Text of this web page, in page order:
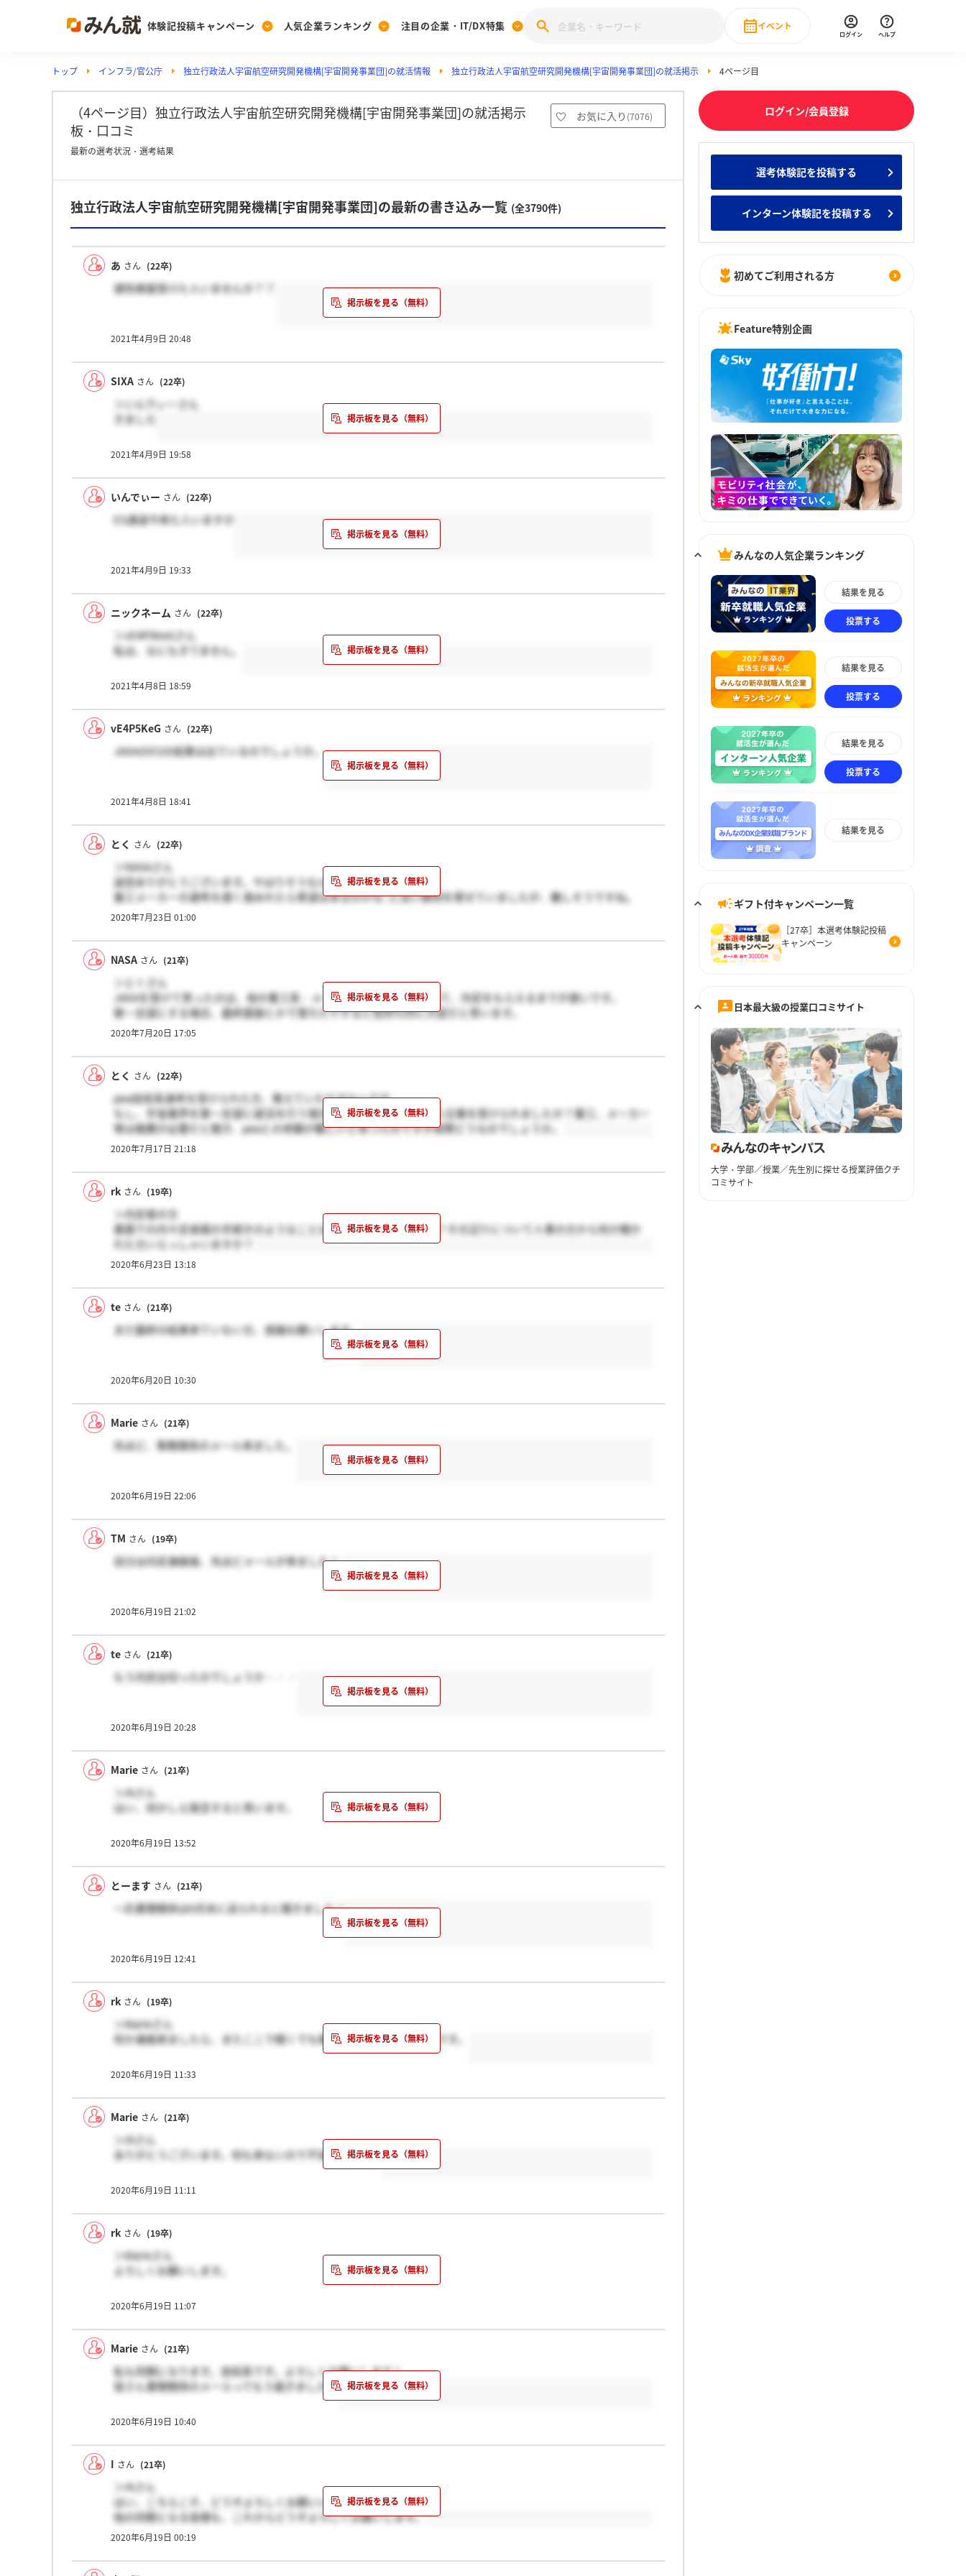
体験記投稿キャンペーン
Post
投稿する
[27卒] 本選考体験記投稿キャンペーン
人気企業ランキング
Ranking
ランキングを見る
みんなのDX企業就職ブランド調査
みんなの新卒就職人気企業ランキング みんなのインターン人気企業ランキ
注目の企業・IT/DX特集
PickUp
注目の企業特集
28卒 IT・DX現場社員インタビュー
動画で知ろう！業界・企業研究
イベント
直近のイベント一覧
ログイン ヘルプ
トップ インフラ/官公庁 独立行政法人宇宙航空研究開発機構[宇宙開発事業団]の就活情報 独立行政法人宇宙航空研究開発機構[宇宙開発事業団]の就活掲示 4ページ目
（4ページ目）独立行政法人宇宙航空研究開発機構[宇宙開発事業団]の就活掲示
板・口コミ
お気に入り (7076)
最新の選考状況・選考結果
独立行政法人宇宙航空研究開発機構[宇宙開発事業団]の最新の書き込み一覧 (全3790件)
あ さん (22卒)
適性検査受けた人いませんか？？
2021年4月9日 20:48
SIXA さん (22卒)
＞いんでぃーさん
きました
2021年4月9日 19:58
いんでぃー さん (22卒)
ES通過今来た人いますか
2021年4月9日 19:33
ニックネーム さん (22卒)
＞vE4P5KeGさん
私は、なにもきてません。
2021年4月8日 18:59
vE4P5KeG さん (22卒)
JAXAのESの結果は出ているのでしょうか。
2021年4月8日 18:41
とく さん (22卒)
＞NASAさん
返信ありがとうございます。やはりそうなんですね...
重工メーカーの選考を遅く進めれたら希望はあるのかな..と淡い期待を寄せていましたが、難しそうですね。
2020年7月23日 01:00
NASA さん (21卒)
＞とくさん
JAXAを受けて思ったのは、他の重工系・メーカーの早期選考に比べて、内定をもらえるまでが遅いです。
第一志望にする場合、最終面接とかで落ちたりすると気持ち的に大変だと思います。
2020年7月20日 17:05
とく さん (22卒)
jaxa技術系選考を受けられた方、教えていただきたいです。
もし、宇宙業界を第一志望に就活を行う場合、jaxa以外はどういった企業を受けられましたか？重工、メーカー
等は推薦が必要だと聞き、jaxaとの併願が難しいと思ったのですが実際どうなのでしょうか。
2020年7月17日 21:18
rk さん (19卒)
＞内定者の方
書面での内々定承諾の手続きのようなことは行われるのでしょうか？その辺りについて人事の方から何か聞か
れた方いらっしゃいますか？
2020年6月23日 13:18
te さん (21卒)
まだ最終の結果来ていない方、感謝お願いします。
2020年6月20日 10:30
Marie さん (21卒)
先ほど、事務関係のメール来ました。
2020年6月19日 22:06
TM さん (19卒)
自分は内定連絡後、先ほどメールが来ました！
2020年6月19日 21:02
te さん (21卒)
もう内定出切ったのでしょうか・・・
2020年6月19日 20:28
Marie さん (21卒)
＞rkさん
はい、何かしら発言すると思います。
＞とーますさん
郵送で何か送られてくるのでしょうか。それともメールのことでしょうか。
2020年6月19日 13:52
とーます さん (21卒)
一応書類関係は6月末に送られると聞きました！
2020年6月19日 12:41
rk さん (19卒)
＞Marieさん
何か連絡来ましたら、またここで軽くでも報告頂けるとありがたいです。
2020年6月19日 11:33
Marie さん (21卒)
＞rkさん
ありがとうございます。何も来ないので不安ですよね。
2020年6月19日 11:11
rk さん (19卒)
＞Marieさん
よろしくお願いします。
私はまだ電話での内定連絡のみで、それ以外の連絡は特に来ていない状態です。
私もその辺り気になっているので、みなさんの状況もお教え頂けるとありがたいです。
2020年6月19日 11:07
Marie さん (21卒)
私も同期になります。技術系です。よろしくお願いします！
皆さん書類関係のメールってもう届きました？
2020年6月19日 10:40
I さん (21卒)
＞rkさん
はい、こちらこそ、どうぞよろしくお願いいたします。
他の同期となる皆様も、これからどうぞよろしくお願いします。
2020年6月19日 00:19
ログイン/会員登録
選考体験記を投稿する
インターン体験記を投稿する
初めてご利用される方
Feature特別企画
みんなの人気企業ランキング
結果を見る
投票する
結果を見る
投票する
結果を見る
投票する
結果を見る
ギフト付キャンペーン一覧
［27卒］本選考体験記投稿
キャンペーン
日本最大級の授業口コミサイト
大学・学部／授業／先生別に探せる授業評価クチ
コミサイト